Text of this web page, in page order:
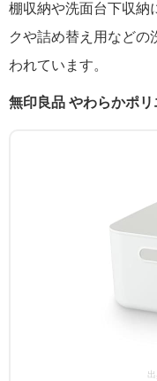
棚収納や洗面台下収納
クや詰め替え用などの
われています。
無印良品 やわらかポ